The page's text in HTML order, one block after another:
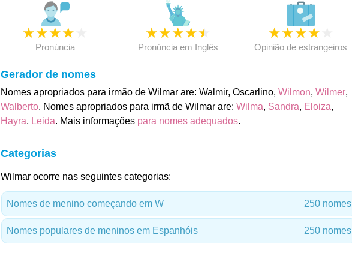
★★★★
Pronúncia
★★★★★
Pronúncia em Inglês
★★★★
Opinião de estrangeiros
Gerador de nomes
Nomes apropriados para irmão de Wilmar are: Walmir, Oscarlino, Wilmon, Wilmer,
Walberto. Nomes apropriados para irmã de Wilmar are: Wilma, Sandra, Eloiza,
Hayra, Leida. Mais informações para nomes adequados.
Categorias
Wilmar ocorre nas seguintes categorias:
Nomes de menino começando em W 250 nomes
Nomes populares de meninos em Espanhóis 250 nomes